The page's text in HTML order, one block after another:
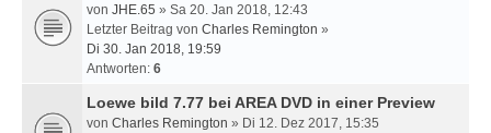
von JHE.65 » Sa 20. Jan 2018, 12:43
Letzter Beitrag von Charles Remington »
Di 30. Jan 2018, 19:59
Antworten: 6
Loewe bild 7.77 bei AREA DVD in einer Preview
von Charles Remington » Di 12. Dez 2017, 15:35